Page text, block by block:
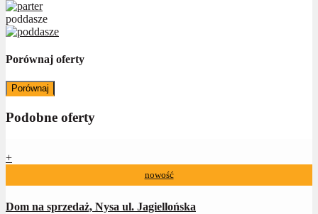
poddasze
Porównaj oferty
Porównaj
Podobne oferty
+
nowość
Dom na sprzedaż, Nysa ul. Jagiellońska